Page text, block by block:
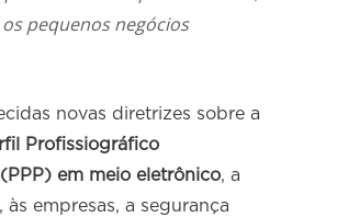
pequenos negócios
novas diretrizes sobre a
Profissiográfico
em meio eletrônico, a
empresas, a segurança